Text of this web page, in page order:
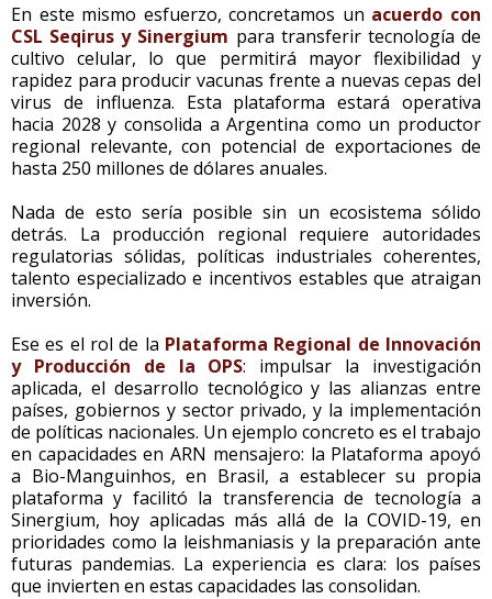
En este mismo esfuerzo, concretamos un acuerdo con
CSL Seqirus y Sinergium para transferir tecnología de
cultivo celular, lo que permitirá mayor flexibilidad y
rapidez para producir vacunas frente a nuevas cepas del
virus de influenza. Esta plataforma estará operativa
hacia 2028 y consolida a Argentina como un productor
regional relevante, con potencial de exportaciones de
hasta 250 millones de dólares anuales.
Nada de esto sería posible sin un ecosistema sólido
detrás. La producción regional requiere autoridades
regulatorias sólidas, políticas industriales coherentes,
talento especializado e incentivos estables que atraigan
inversión.
Ese es el rol de la Plataforma Regional de Innovación
y Producción de la OPS: impulsar la investigación
aplicada, el desarrollo tecnológico y las alianzas entre
países, gobiernos y sector privado, y la implementación
de políticas nacionales. Un ejemplo concreto es el trabajo
en capacidades en ARN mensajero: la Plataforma apoyó
a Bio-Manguinhos, en Brasil, a establecer su propia
plataforma y facilitó la transferencia de tecnología a
Sinergium, hoy aplicadas más allá de la COVID-19, en
prioridades como la leishmaniasis y la preparación ante
futuras pandemias. La experiencia es clara: los países
que invierten en estas capacidades las consolidan.